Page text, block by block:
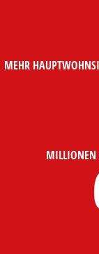
MEHR
MILLIONEN